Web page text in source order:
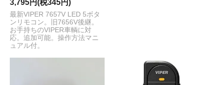
3,795円(税345円)
最新VIPER 7657V LED 5ボタ
ンリモコン。旧7656V後継。
お手持ちのVIPER車輌に対
応。追加可能。操作方法マニ
ュアル付。